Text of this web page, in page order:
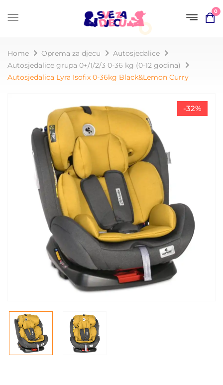
0
Home Oprema za djecu
Autosjedalice
Autosjedalice grupa 0+/1/2/3 0-36 kg (0-12 godina)
Autosjedalica Lyra Isofix 0-36kg Black&Lemon Curry
-32%